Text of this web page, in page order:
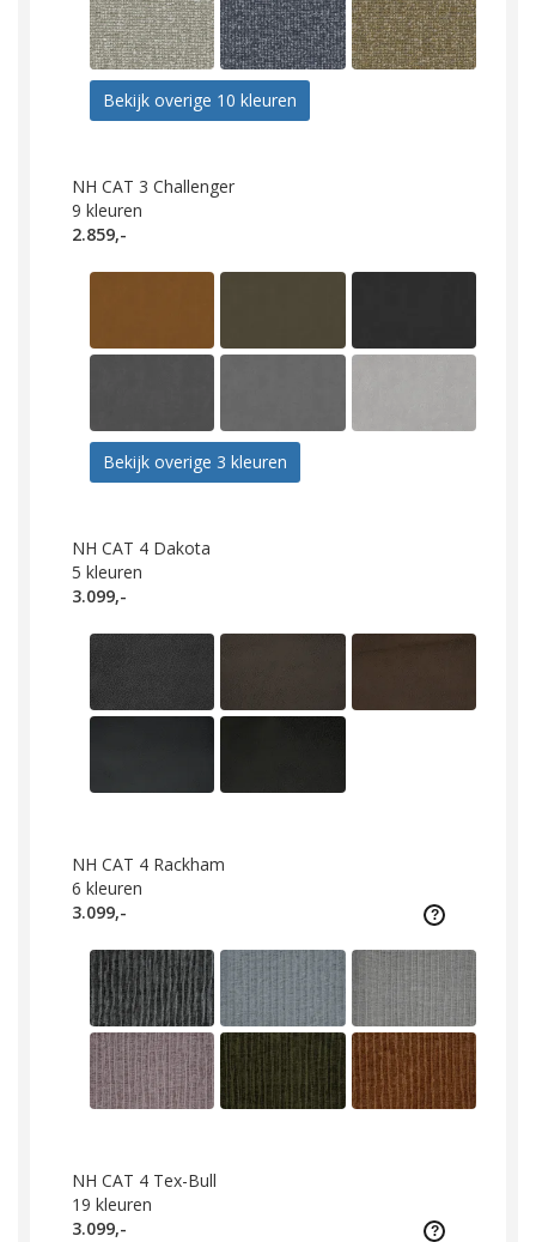
Bekijk overige 10 kleuren
NH CAT 3 Challenger
9 kleuren
2.859,-
Bekijk overige 3 kleuren
NH CAT 4 Dakota
5 kleuren
3.099,-
NH CAT 4 Rackham
6 kleuren
3.099,-
NH CAT 4 Tex-Bull
19 kleuren
3.099,-